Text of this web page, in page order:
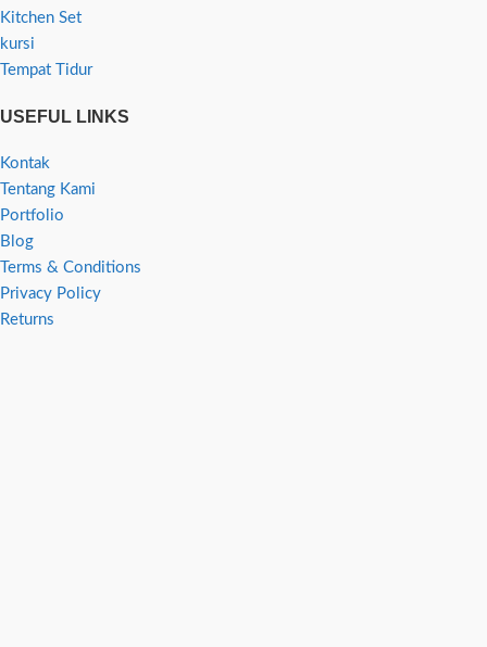
Kitchen Set
kursi
Tempat Tidur
USEFUL LINKS
Kontak
Tentang Kami
Portfolio
Blog
Terms & Conditions
Privacy Policy
Returns